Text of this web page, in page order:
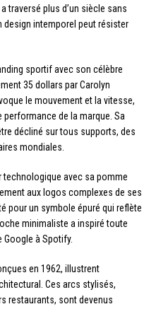
traversé plus d’un siècle sans
design intemporel peut résister
sportif avec son célèbre
35 dollars par Carolyn
le mouvement et la vitesse,
de la marque. Sa
décliné sur tous supports, des
mondiales.
avec sa pomme
aux logos complexes de ses
pour un symbole épuré qui reflète
minimaliste a inspiré toute
Google à Spotify.
en 1962, illustrent
Ces arcs stylisés,
restaurants, sont devenus